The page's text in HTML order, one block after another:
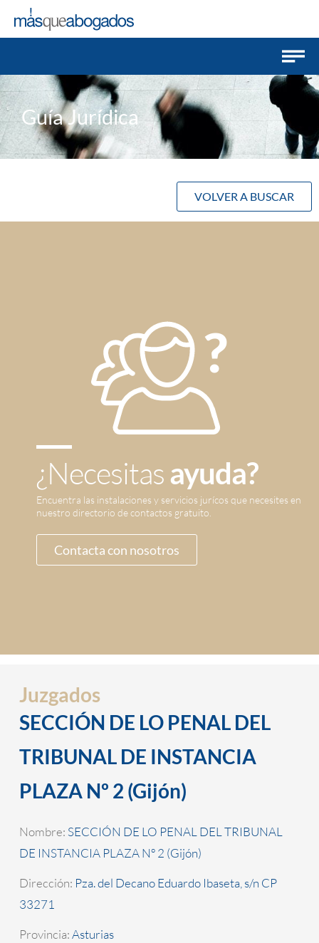
Guía Jurídica
VOLVER A BUSCAR
¿Necesitasayuda?
Encuentra las instalaciones y servicios jurícos que necesites en
nuestro directorio de contactos gratuito.
Contacta con nosotros
Juzgados
SECCIÓN DE LO PENAL DEL
TRIBUNAL DE INSTANCIA
PLAZA Nº 2 (Gijón)
Nombre: SECCIÓN DE LO PENAL DEL TRIBUNAL
DE INSTANCIA PLAZA Nº 2 (Gijón)
Dirección: Pza. del Decano Eduardo Ibaseta, s/n CP
33271
Provincia:Asturias